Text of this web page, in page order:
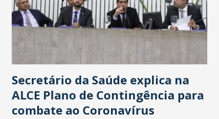
Secretário da Saúde explica na
ALCE Plano de Contingência para
combate ao Coronavírus